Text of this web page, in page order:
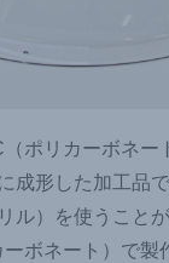
ポリカーボネー
成形した加工品
ル）を使うこと
ボネート）で製